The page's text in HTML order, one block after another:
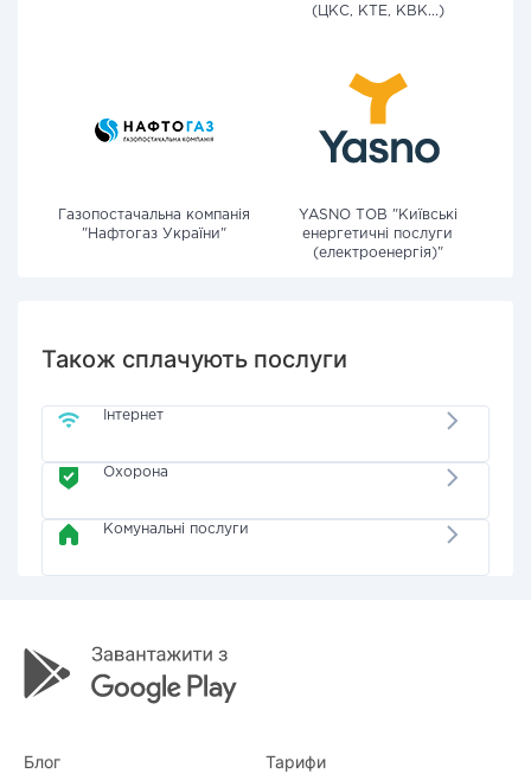
(ЦКС, КТЕ, КВК...)
Газопостачальна компанія
"Нафтогаз України"
YASNO ТОВ "Київські
енергетичні послуги
(електроенергія)"
Також сплачують послуги
Інтернет
Охорона
Комунальні послуги
Блог Тарифи